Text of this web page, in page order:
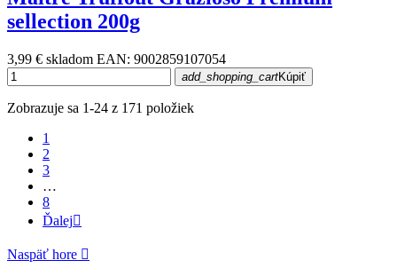
sellection 200g
3,99 € skladom EAN: 9002859107054
add_shopping_cartKúpiť
Zobrazuje sa 1-24 z 171 položiek
1
2
3
…
8
Ďalej
Naspäť hore 